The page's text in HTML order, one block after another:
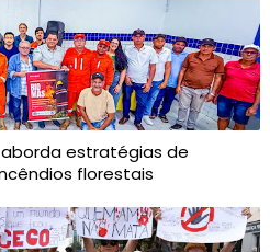
estratégias de
florestais